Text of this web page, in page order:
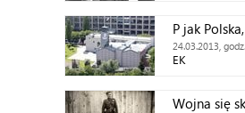
P jak
24.03.2013,
EK
Wojna się